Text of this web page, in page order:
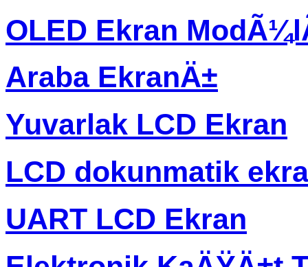
OLED Ekran
Araba EkranÄ±
Yuvarlak LCD Ekran
LCD dokunmatik
UART LCD Ekran